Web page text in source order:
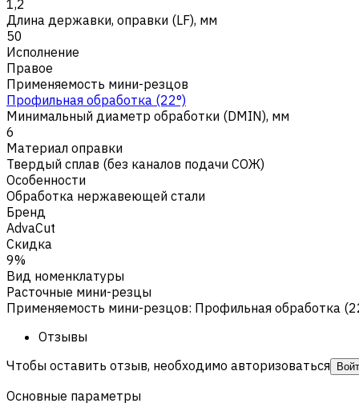
1,2
Длина державки, оправки (LF), мм
50
Исполнение
Правое
Применяемость мини-резцов
Профильная обработка (22°)
Минимальный диаметр обработки (DMIN), мм
6
Материал оправки
Твердый сплав (без каналов подачи СОЖ)
Особенности
Обработка нержавеющей стали
Бренд
AdvaCut
Скидка
9%
Вид номенклатуры
Расточные мини-резцы
Применяемость мини-резцов: Профильная обработка
Отзывы
Чтобы оставить отзыв, необходимо авторизоваться
Основные параметры